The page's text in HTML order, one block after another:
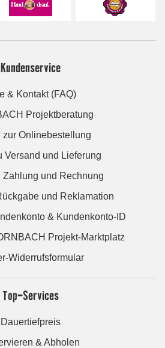
Kundenservice
& Kontakt (FAQ)
Projektberatung
zur Onlinebestellung
Versand und Lieferung
Zahlung und Rechnung
und Reklamation
& Kundenkonto-ID
Projekt-Marktplatz
Widerrufsformular
Top-Services
Dauertiefpreis
& Abholen